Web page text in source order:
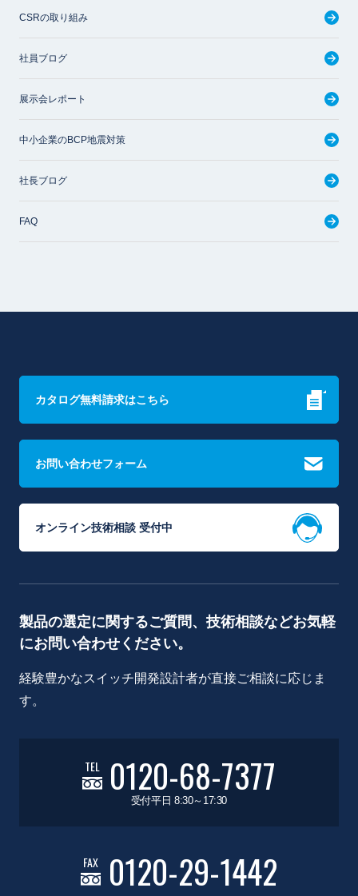
CSRの取り組み
社員ブログ
展示会レポート
中小企業のBCP地震対策
社長ブログ
FAQ
カタログ無料請求はこちら
お問い合わせフォーム
オンライン技術相談 受付中
製品の選定に関するご質問、技術相談などお気軽
にお問い合わせください。
経験豊かなスイッチ開発設計者が直接ご相談に応じま
す。
TEL 0120-68-7377
受付平日 8:30～17:30
FAX 0120-29-1442